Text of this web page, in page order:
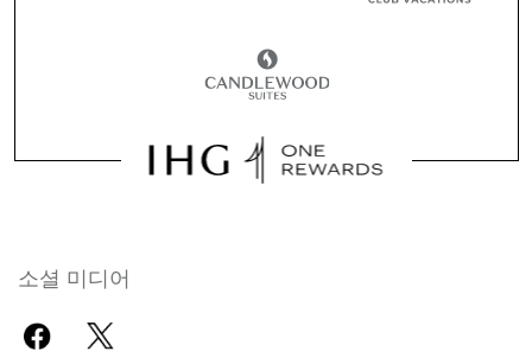
소셜 미디어